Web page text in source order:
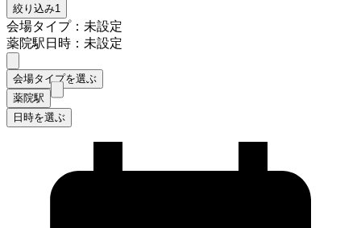
絞り込み1
会場タイプ：未設定
薬院駅日時：未設定
会場タイプを選ぶ
薬院駅
日時を選ぶ